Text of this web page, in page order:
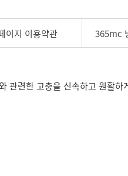
이지 이용약관 365mc
관련한 고충을 신속하고 원활